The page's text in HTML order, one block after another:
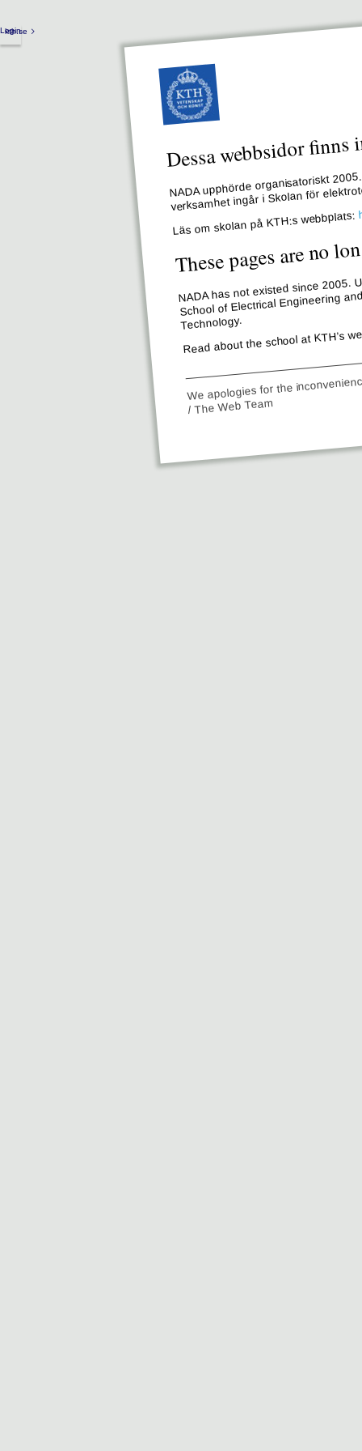
kth.se
Login
Dessa webbsidor
NADA upphörde organisatoriskt
verksamhet ingår i Skolan för
Läs om skolan på KTH:s webbplats:
These pages are no
NADA has not existed since
School of Electrical Engineering
Technology.
Read about the school at KTH’s
We apologies for the
/ The Web Team